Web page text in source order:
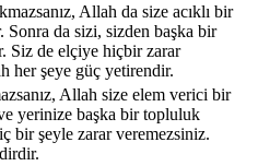
Allah da size acıklı bir
Sonra da sizi, sizden başka bir
Siz de elçiye hiçbir zarar
her şeye güç yetirendir.
Allah size elem verici bir
yerinize başka bir topluluk
bir şeyle zarar veremezsiniz.